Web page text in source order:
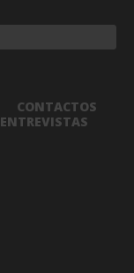
CONTACTOS
ENTREVISTAS